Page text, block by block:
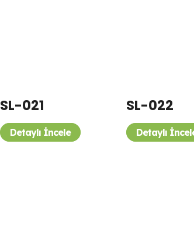
SL-021
Detaylı İncele
SL-022
Detaylı